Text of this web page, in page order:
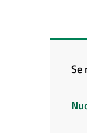
Se